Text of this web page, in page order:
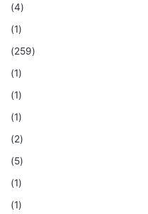
(4)
(1)
(259)
(1)
(1)
(1)
(2)
(5)
(1)
(1)